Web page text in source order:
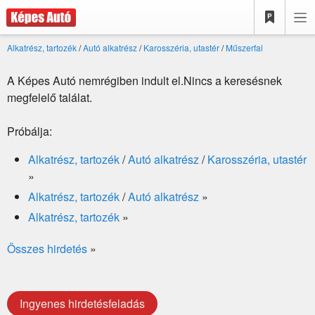
Alkatrész, tartozék/Autó alkatrész/Karosszéria, utastér/Műszerfal
A Képes Autó nemrégiben indult el.Nincs a keresésnek
megfelelő találat.
Próbálja:
Alkatrész, tartozék/Autó alkatrész/Karosszéria, utastér
»
Alkatrész, tartozék/Autó alkatrész »
Alkatrész, tartozék »
Összes hirdetés »
Ingyenes hirdetésfeladás